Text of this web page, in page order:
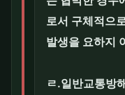
로서 구체적으
발생을 요하지
ㄹ.일반교통방